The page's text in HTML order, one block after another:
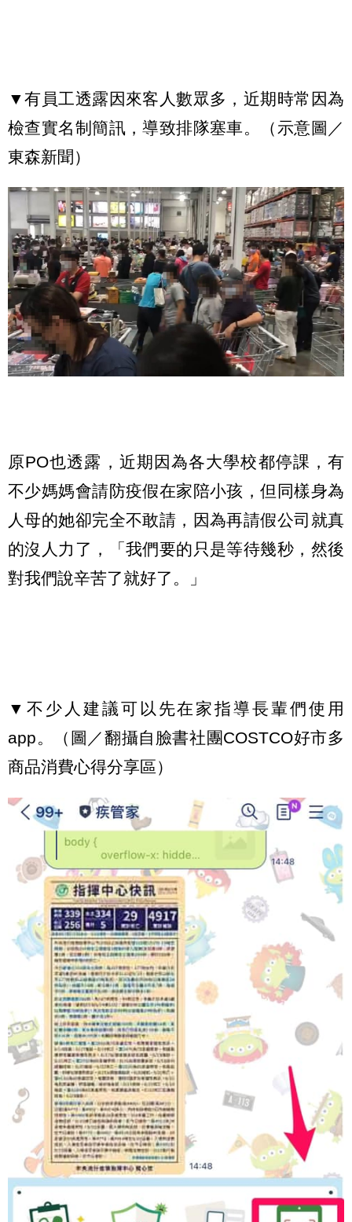
▼有員工透露因來客人數眾多，近期時常因為
檢查實名制簡訊，導致排隊塞車。（示意圖／
東森新聞）
原PO也透露，近期因為各大學校都停課，有
不少媽媽會請防疫假在家陪小孩，但同樣身為
人母的她卻完全不敢請，因為再請假公司就真
的沒人力了，「我們要的只是等待幾秒，然後
對我們說辛苦了就好了。」
▼不少人建議可以先在家指導長輩們使用
app。（圖／翻攝自臉書社團COSTCO好市多
商品消費心得分享區）